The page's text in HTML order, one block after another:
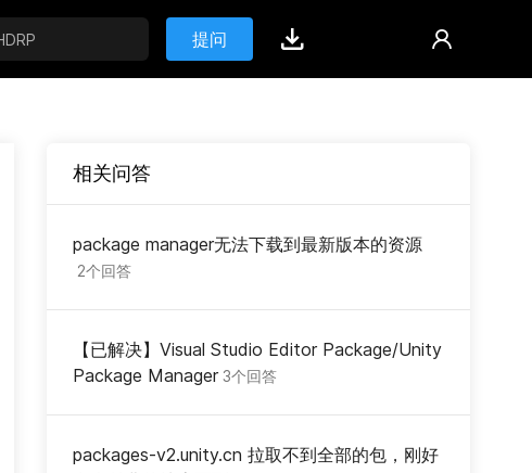
提问
相关问答
package manager无法下载到最新版本的资源
2个回答
【已解决】Visual Studio Editor Package/Unity
Package Manager 3个回答
packages-v2.unity.cn 拉取不到全部的包，刚好